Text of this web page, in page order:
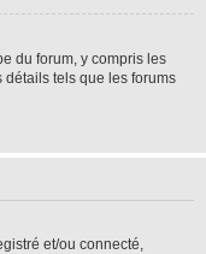
du forum, y compris les
détails tels que les forums
et/ou connecté,